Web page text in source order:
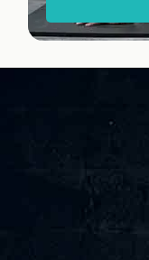
מצויין
לה
שאחזור